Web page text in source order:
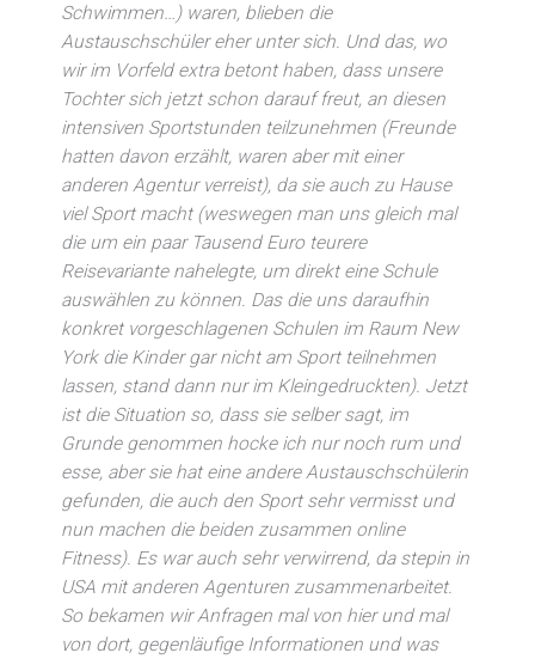
Schwimmen…) waren, blieben die
Austauschschüler eher unter sich. Und das, wo
wir im Vorfeld extra betont haben, dass unsere
Tochter sich jetzt schon darauf freut, an diesen
intensiven Sportstunden teilzunehmen (Freunde
hatten davon erzählt, waren aber mit einer
anderen Agentur verreist), da sie auch zu Hause
viel Sport macht (weswegen man uns gleich mal
die um ein paar Tausend Euro teurere
Reisevariante nahelegte, um direkt eine Schule
auswählen zu können. Das die uns daraufhin
konkret vorgeschlagenen Schulen im Raum New
York die Kinder gar nicht am Sport teilnehmen
lassen, stand dann nur im Kleingedruckten). Jetzt
ist die Situation so, dass sie selber sagt, im
Grunde genommen hocke ich nur noch rum und
esse, aber sie hat eine andere Austauschschülerin
gefunden, die auch den Sport sehr vermisst und
nun machen die beiden zusammen online
Fitness). Es war auch sehr verwirrend, da stepin in
USA mit anderen Agenturen zusammenarbeitet.
So bekamen wir Anfragen mal von hier und mal
von dort, gegenläufige Informationen und was